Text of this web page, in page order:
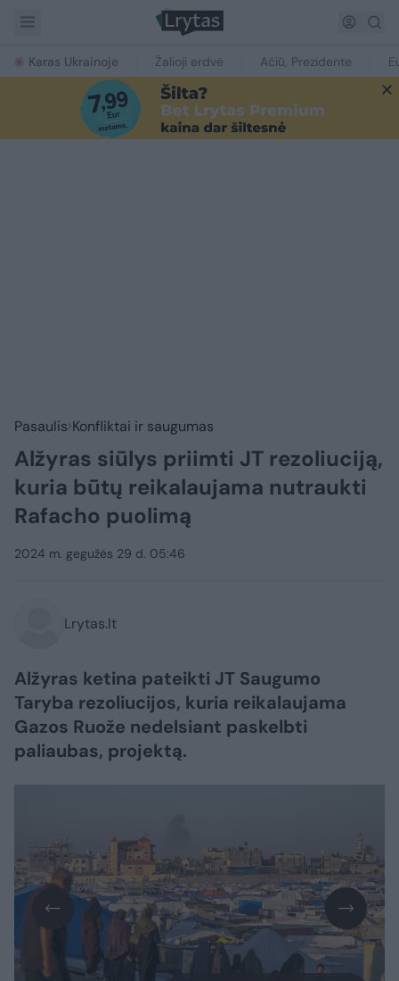
Karas Ukrainoje Žalioji erdvė Ačiū, Prezidente
Pasaulis Konfliktai ir saugumas
Alžyras siūlys priimti JT rezoliuciją,
kuria būtų reikalaujama nutraukti
Rafacho puolimą
2024 m. gegužės 29 d. 05:46
Lrytas.lt
Alžyras ketina pateikti JT Saugumo
Taryba rezoliucijos, kuria reikalaujama
Gazos Ruože nedelsiant paskelbti
paliaubas, projektą.